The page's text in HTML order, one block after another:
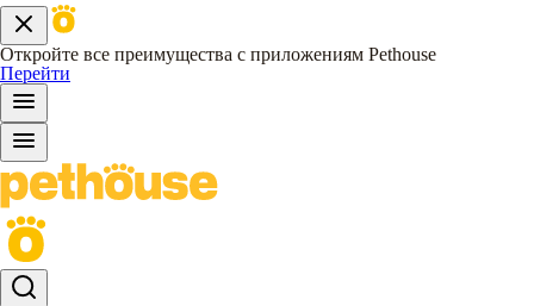
Откройте все преимущества с приложениям Pethouse
Перейти